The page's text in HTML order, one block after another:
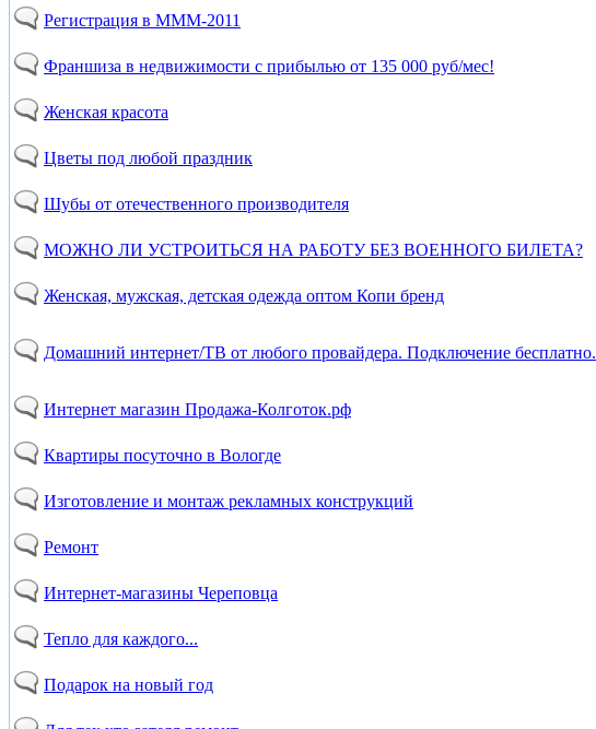
Регистрация в МММ-2011
Франшиза в недвижимости с прибылью от 135 000 руб/мес!
Женская красота
Цветы под любой праздник
Шубы от отечественного производителя
МОЖНО ЛИ УСТРОИТЬСЯ НА РАБОТУ БЕЗ ВОЕННОГО БИЛЕТА?
Женская, мужская, детская одежда оптом Копи бренд
Домашний интернет/ТВ от любого провайдера. Подключение бесплатно.
Интернет магазин Продажа-Колготок.рф
Квартиры посуточно в Вологде
Изготовление и монтаж рекламных конструкций
Ремонт
Интернет-магазины Череповца
Тепло для каждого...
Подарок на новый год